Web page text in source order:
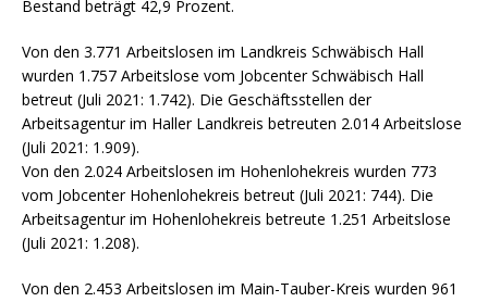
Bestand beträgt 42,9 Prozent.
Von den 3.771 Arbeitslosen im Landkreis Schwäbisch Hall
wurden 1.757 Arbeitslose vom Jobcenter Schwäbisch Hall
betreut (Juli 2021: 1.742). Die Geschäftsstellen der
Arbeitsagentur im Haller Landkreis betreuten 2.014 Arbeitslose
(Juli 2021: 1.909).
Von den 2.024 Arbeitslosen im Hohenlohekreis wurden 773
vom Jobcenter Hohenlohekreis betreut (Juli 2021: 744). Die
Arbeitsagentur im Hohenlohekreis betreute 1.251 Arbeitslose
(Juli 2021: 1.208).
Von den 2.453 Arbeitslosen im Main-Tauber-Kreis wurden 961